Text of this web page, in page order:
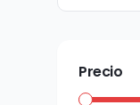
Precio